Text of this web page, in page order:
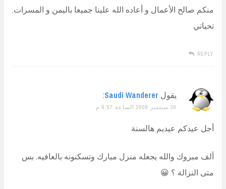
منكم صالح الأعمال و أعاده الله علينا جميعا باليمن و المسرات.
تحياتي
REPLY
يقول Saudi Wanderer
:
30 سبتمبر 2008 الساعة 6:57 م
أجل عيدكم عيديم هالسنة
ألف مبروك والله يجعله منزل مبارك وتسكنونه بالعافيه. بس
متى النزالة ؟ 😀